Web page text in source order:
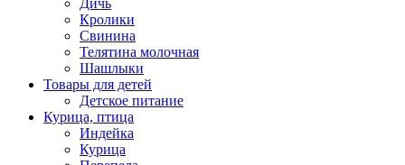
Дичь
Кролики
Свинина
Телятина молочная
Шашлыки
Товары для детей
Детское питание
Курица, птица
Индейка
Курица